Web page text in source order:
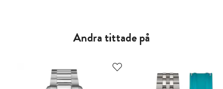
Andra tittade på